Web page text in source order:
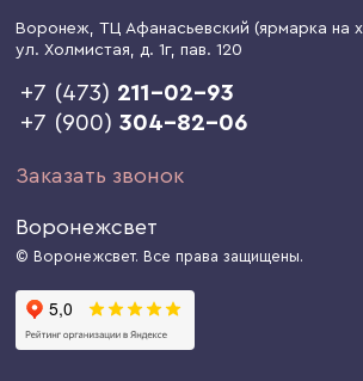
Воронеж, ТЦ Афанасьевский (ярмарка на
ул. Холмистая, д. 1г, пав. 120
+7 (473) 211-02-93
+7 (900)304-82-06
Заказать звонок
Воронежсвет
© Воронежсвет. Все права защищены.